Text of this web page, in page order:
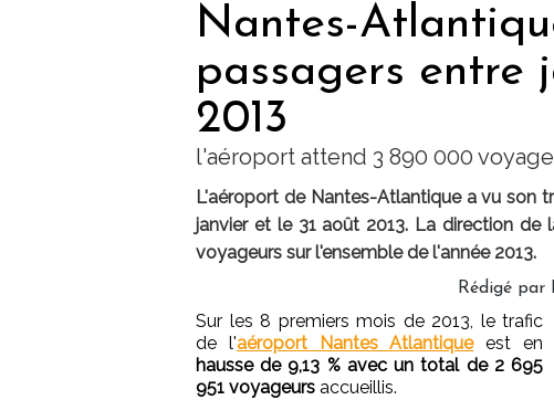
Nantes-
passagers entre
2013
l'aéroport attend 3 890 000
L'aéroport de Nantes-Atlantique a vu son
janvier et le 31 août 2013. La direction
voyageurs sur l'ensemble de l'année 2013.
Rédigé par
Sur les 8 premiers mois de 2013, le trafic
de l'aéroport Nantes Atlantiqueest en
hausse de 9,13 % avec un total de 2 695
951 voyageurs accueillis.